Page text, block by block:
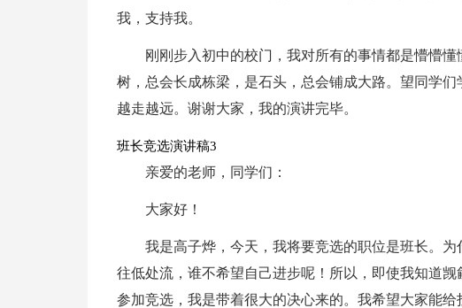
我，支持我。
刚刚步入初中的校门，我对所有的事情都是懵懵
树，总会长成栋梁，是石头，总会铺成大路。望同学
越走越远。谢谢大家，我的演讲完毕。
班长竞选演讲稿3
亲爱的老师，同学们：
大家好！
我是高子烨，今天，我将要竞选的职位是班长。
往低处流，谁不希望自己进步呢！所以，即使我知道
参加竞选，我是带着很大的决心来的。我希望大家能给